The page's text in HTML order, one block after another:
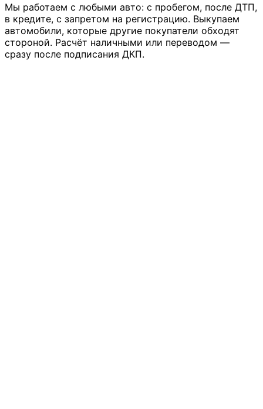
Мы работаем с любыми авто: с пробегом, после ДТП,
в кредите, с запретом на регистрацию. Выкупаем
автомобили, которые другие покупатели обходят
стороной. Расчёт наличными или переводом —
сразу после подписания ДКП.